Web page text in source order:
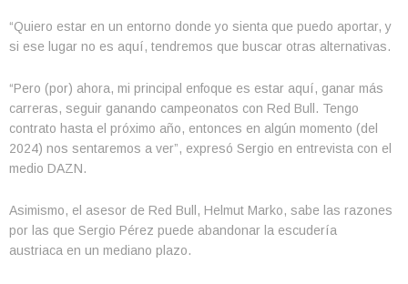
“Quiero estar en un entorno donde yo sienta que puedo aportar, y
si ese lugar no es aquí, tendremos que buscar otras alternativas.
“Pero (por) ahora, mi principal enfoque es estar aquí, ganar más
carreras, seguir ganando campeonatos con Red Bull. Tengo
contrato hasta el próximo año, entonces en algún momento (del
2024) nos sentaremos a ver”, expresó Sergio en entrevista con el
medio DAZN.
Asimismo, el asesor de Red Bull, Helmut Marko, sabe las razones
por las que Sergio Pérez puede abandonar la escudería
austriaca en un mediano plazo.